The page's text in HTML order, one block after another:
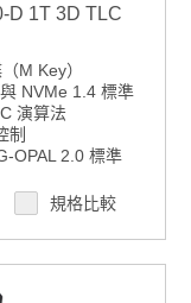
D 1T 3D TLC
M Key）
NVMe 1.4 標準
演算法
制
OPAL 2.0 標準
規格比較